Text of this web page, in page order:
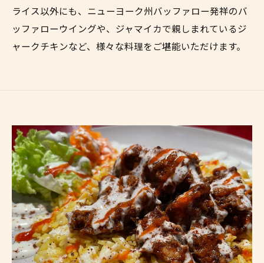
ライス以外にも、ニューヨーク州バッファロー発祥のバ
ッファローウイングや、ジャマイカで親しまれているジ
ャークチキンなど、様々な料理をご堪能いただけます。